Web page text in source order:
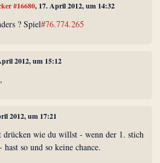
#16680, 17. April 2012, um 14:32
? Spiel#76.774.265
2012, um 15:12
,
2012, um 17:21
drücken wie du willst - wenn der 1. stich
so und so keine chance.